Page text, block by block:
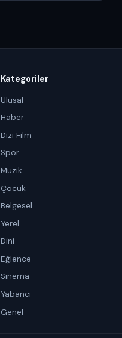
Kategoriler
Ulusal
Haber
Dizi Film
Spor
Müzik
Çocuk
Belgesel
Yerel
Dini
Eğlence
Sinema
Yabancı
Genel